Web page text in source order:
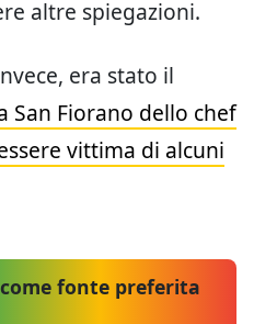
altre spiegazioni.
era stato il
San Fiorano dello chef
vittima di alcuni
fonte preferita